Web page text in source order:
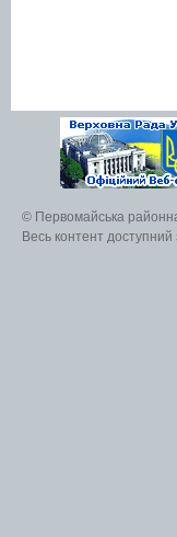
© Первомайська
Весь контент доступний